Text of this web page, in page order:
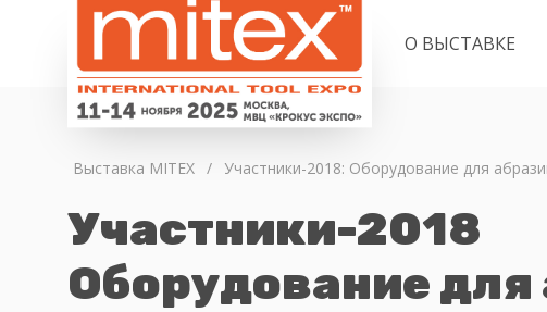
О ВЫСТАВКЕ
Выставка MITEX / Участники-2018: Оборудование для
Участники-2018
Оборудование